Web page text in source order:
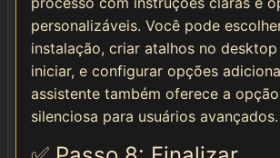
personalizáveis. Você pode
instalação, criar atalhos no desktop
iniciar, e configurar opções
assistente também oferece a
silenciosa para usuários avançados.